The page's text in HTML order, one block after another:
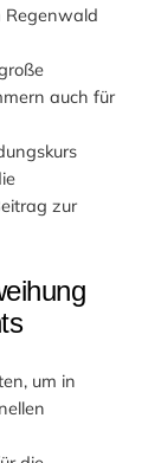
Regenwald
auch für
zur
um in